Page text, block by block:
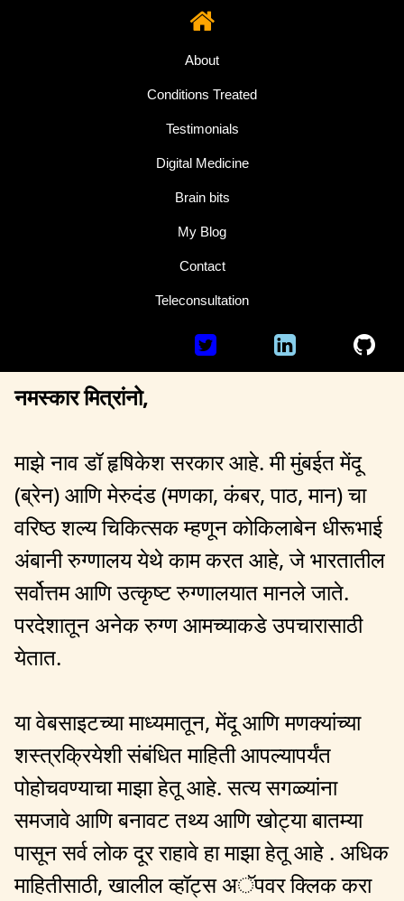
About
Conditions Treated
Testimonials
Digital Medicine
Brain bits
My Blog
Contact
Teleconsultation
नमस्कार मित्रांनो,
माझे नाव डॉ हृषिकेश सरकार आहे. मी मुंबईत मेंदू
(ब्रेन) आणि मेरुदंड (मणका, कंबर, पाठ, मान) चा
वरिष्ठ शल्य चिकित्सक म्हणून कोकिलाबेन धीरूभाई
अंबानी रुग्णालय येथे काम करत आहे, जे भारतातील
सर्वोत्तम आणि उत्कृष्ट रुग्णालयात मानले जाते.
परदेशातून अनेक रुग्ण आमच्याकडे उपचारासाठी
येतात.
या वेबसाइटच्या माध्यमातून, मेंदू आणि मणक्यांच्या
शस्त्रक्रियेशी संबंधित माहिती आपल्यापर्यंत
पोहोचवण्याचा माझा हेतू आहे. सत्य सगळ्यांना
समजावे आणि बनावट तथ्य आणि खोट्या बातम्या
पासून सर्व लोक दूर राहावे हा माझा हेतू आहे . अधिक
माहितीसाठी, खालील व्हॉट्स अॅपवर क्लिक करा